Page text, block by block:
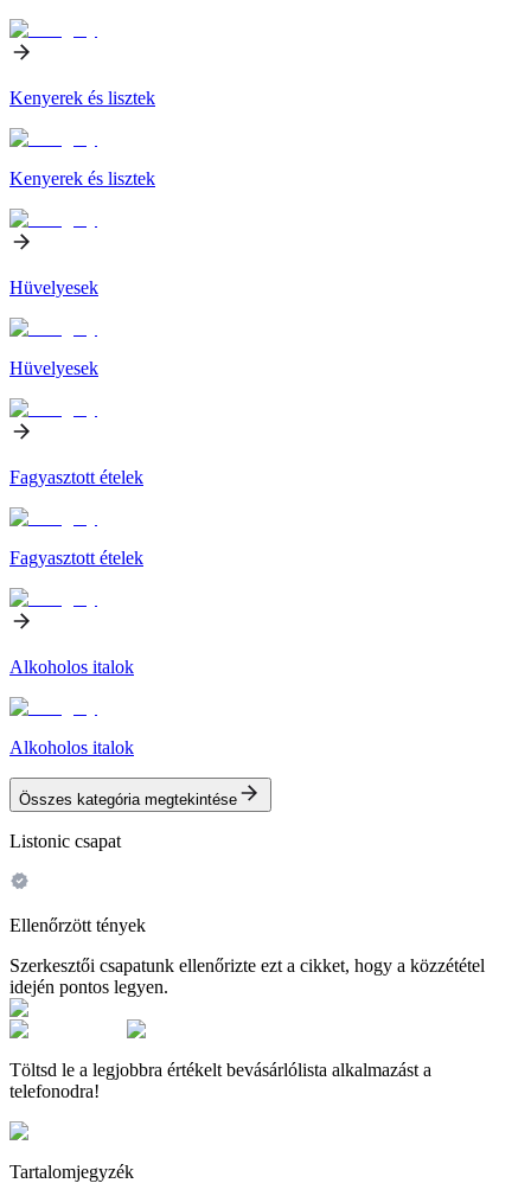
Kenyerek és lisztek
Kenyerek és lisztek
Hüvelyesek
Hüvelyesek
Fagyasztott ételek
Fagyasztott ételek
Alkoholos italok
Alkoholos italok
Összes kategória megtekintése
Listonic csapat
Ellenőrzött tények
Szerkesztői csapatunk ellenőrizte ezt a cikket, hogy a közzététel
idején pontos legyen.
Töltsd le a legjobbra értékelt bevásárlólista alkalmazást a
telefonodra!
Tartalomjegyzék